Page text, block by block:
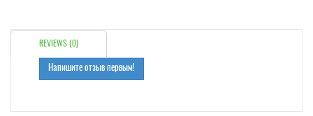
REVIEWS (0)
Напишите отзыв первым!